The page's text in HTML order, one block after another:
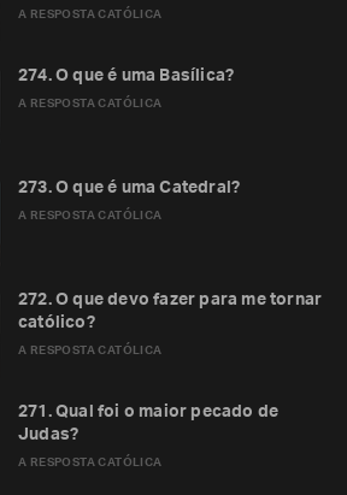
A RESPOSTA CATÓLICA
A RESPOSTA CATÓLICA
274. O que é uma Basílica?
A RESPOSTA CATÓLICA
273. O que é uma Catedral?
A RESPOSTA CATÓLICA
272. O que devo fazer para me tornar
católico?
A RESPOSTA CATÓLICA
271. Qual foi o maior pecado de
Judas?